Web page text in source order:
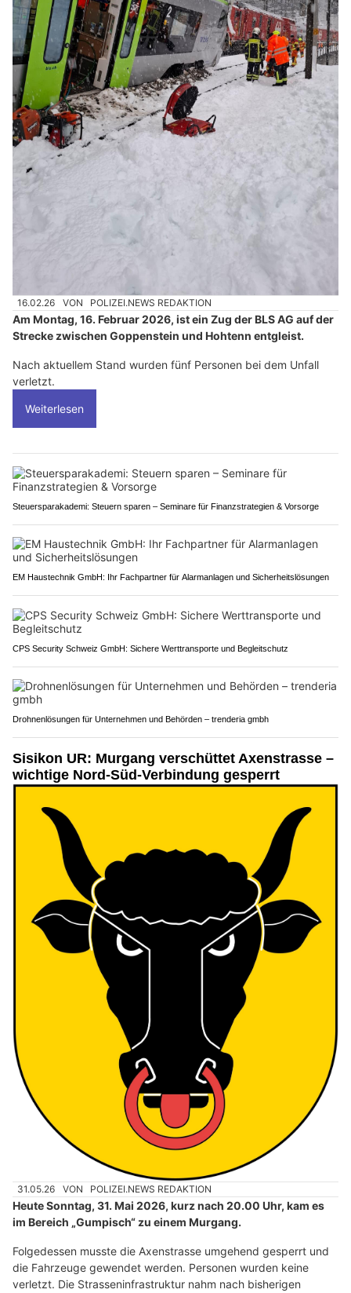
16.02.26 VON POLIZEI.NEWS REDAKTION
Am Montag, 16. Februar 2026, ist ein Zug der BLS AG auf der
Strecke zwischen Goppenstein und Hohtenn entgleist.
Nach aktuellem Stand wurden fünf Personen bei dem Unfall
verletzt.
Weiterlesen
Steuersparakademi: Steuern sparen – Seminare für Finanzstrategien & Vorsorge
EM Haustechnik GmbH: Ihr Fachpartner für Alarmanlagen und Sicherheitslösungen
CPS Security Schweiz GmbH: Sichere Werttransporte und Begleitschutz
Drohnenlösungen für Unternehmen und Behörden – trenderia gmbh
Sisikon UR: Murgang verschüttet Axenstrasse –
wichtige Nord-Süd-Verbindung gesperrt
31.05.26 VON POLIZEI.NEWS REDAKTION
Heute Sonntag, 31. Mai 2026, kurz nach 20.00 Uhr, kam es
im Bereich „Gumpisch“ zu einem Murgang.
Folgedessen musste die Axenstrasse umgehend gesperrt und
die Fahrzeuge gewendet werden. Personen wurden keine
verletzt. Die Strasseninfrastruktur nahm nach bisherigen